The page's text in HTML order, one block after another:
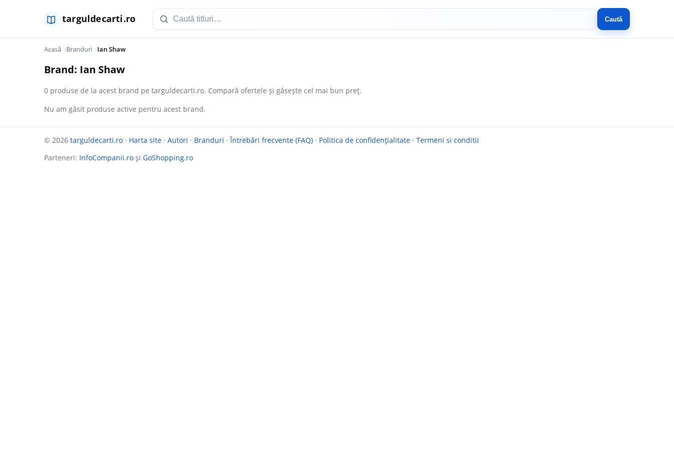
Caută
Acasă Branduri Ian Shaw
Brand: Ian Shaw
0 produse de la acest brand pe targuldecarti.ro. Compară ofertele și găsește cel mai bun preț.
Nu am găsit produse active pentru acest brand.
© 2026 targuldecarti.ro · Harta site · Autori · Branduri ·Întrebări frecvente (FAQ) · Politica de confidențialitate · Termeni si conditii
Parteneri: InfoCompanii.ro și GoShopping.ro